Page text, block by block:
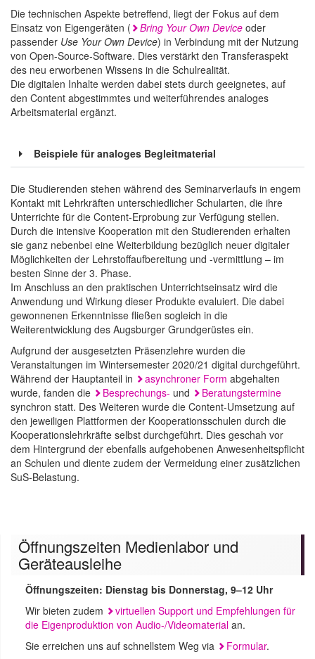
Die technischen Aspekte betreffend, liegt der Fokus auf dem
Einsatz von Eigengeräten (
Bring Your Own Device oder
passender Use Your Own Device) in Verbindung mit der Nutzung
von Open-Source-Software. Dies verstärkt den Transferaspekt
des neu erworbenen Wissens in die Schulrealität.
Die digitalen Inhalte werden dabei stets durch geeignetes, auf
den Content abgestimmtes und weiterführendes analoges
Arbeitsmaterial ergänzt.
Beispiele für analoges Begleitmaterial
Die Studierenden stehen während des Seminarverlaufs in engem
Kontakt mit Lehrkräften unterschiedlicher Schularten, die ihre
Unterrichte für die Content-Erprobung zur Verfügung stellen.
Durch die intensive Kooperation mit den Studierenden erhalten
sie ganz nebenbei eine Weiterbildung bezüglich neuer digitaler
Möglichkeiten der Lehrstoffaufbereitung und -vermittlung – im
besten Sinne der 3. Phase.
Im Anschluss an den praktischen Unterrichtseinsatz wird die
Anwendung und Wirkung dieser Produkte evaluiert. Die dabei
gewonnenen Erkenntnisse fließen sogleich in die
Weiterentwicklung des Augsburger Grundgerüstes ein.
Aufgrund der ausgesetzten Präsenzlehre wurden die
Veranstaltungen im Wintersemester 2020/21 digital durchgeführt.
Während der Hauptanteil in
asynchroner Form abgehalten
wurde, fanden die
Besprechungs- und
Beratungstermine
synchron statt. Des Weiteren wurde die Content-Umsetzung auf
den jeweiligen Plattformen der Kooperationsschulen durch die
Kooperationslehrkräfte selbst durchgeführt. Dies geschah vor
dem Hintergrund der ebenfalls aufgehobenen Anwesenheitspflicht
an Schulen und diente zudem der Vermeidung einer zusätzlichen
SuS-Belastung.
Öffnungszeiten Medienlabor und
Geräteausleihe
Öffnungszeiten: Dienstag bis Donnerstag, 9–12 Uhr
Wir bieten zudem
virtuellen Support und Empfehlungen für
die Eigenproduktion von Audio-/Videomaterial an.
Sie erreichen uns auf schnellstem Weg via
Formular.